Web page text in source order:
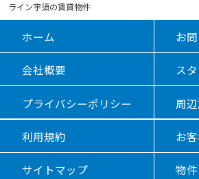
ライン宇須の賃貸物件
ホーム お
会社概要 ス
プライバシーポリシー 周
利用規約 お
サイトマップ 物